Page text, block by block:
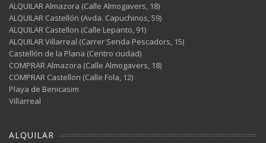
ALQUILAR Almazora (Calle Almogavers, 18)
ALQUILAR Castellón (Avda. Capuchinos, 59)
ALQUILAR Castellon (Calle Lepanto, 91)
ALQUILAR Villarreal (Carrer Senda Pescadors, 15)
Castellón de la Plana (Centro ciudad)
COMPRAR Almazora (Calle Almogavers, 18)
COMPRAR Castellon (Calle Fola, 12)
Playa de Benicasim
Villarreal
ALQUILAR